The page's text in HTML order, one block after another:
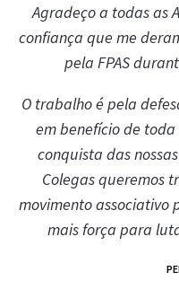
Agradeço a todas as
confiança que me
pela FPAS
O trabalho é pela
em benefício de
conquista das
Colegas queremos
movimento associativo
mais força para